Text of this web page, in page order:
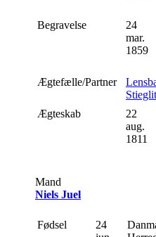
Begravelse
24
mar.
1859
Ægtefælle/Partner
Ægteskab
22
aug.
1811
Mand
Niels Juel
Fødsel
24